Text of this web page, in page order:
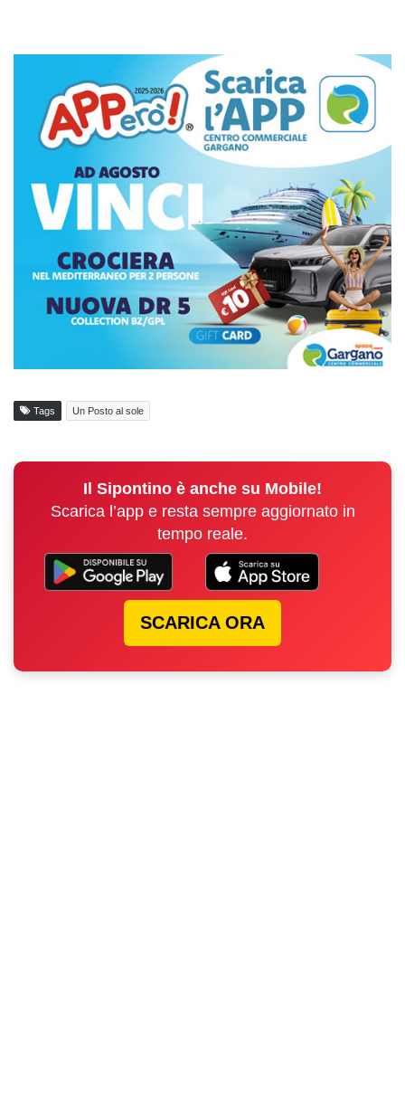
Tags Un Posto al sole
Il Sipontino è anche su Mobile!
Scarica l’app e resta sempre aggiornato in
tempo reale.
SCARICA ORA